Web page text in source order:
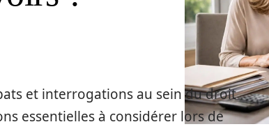
et interrogations au sein du droit
essentielles à considérer lors de